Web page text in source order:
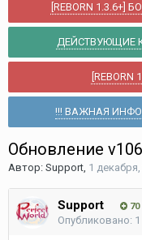
[REBORN
ДЕЙСТВУЮЩИЕ
!!! ВАЖНАЯ
Обновление
Автор: Support, 1
Support 70
Опубликовано: